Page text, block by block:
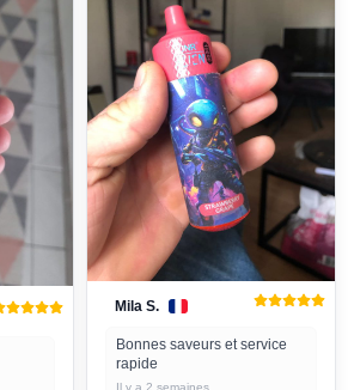
Mila S.
Bonnes saveurs et service
rapide
Il y a 2 semaines